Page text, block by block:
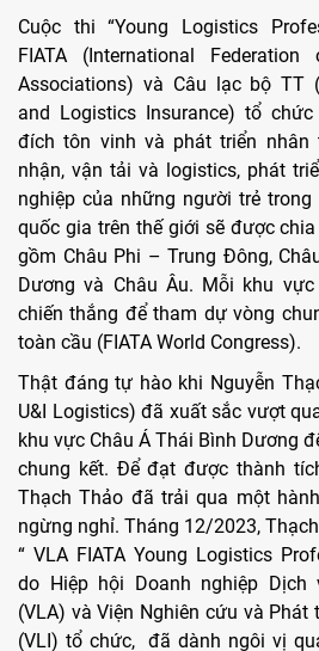
Cuộc thi “Young Logistics
FIATA (International
Associations) và Câu lạc bộ TT
and Logistics Insurance) tổ
đích tôn vinh và phát triển
nhận, vận tải và logistics, phát
nghiệp của những người trẻ
quốc gia trên thế giới sẽ được
gồm Châu Phi – Trung Đông,
Dương và Châu Âu. Mỗi khu
chiến thắng để tham dự vòng
toàn cầu (FIATA World Congress).
Thật đáng tự hào khi Nguyễn
U&I Logistics) đã xuất sắc vượt
khu vực Châu Á Thái Bình Dương
chung kết. Để đạt được thành
Thạch Thảo đã trải qua một
ngừng nghỉ. Tháng 12/2023,
“ VLA FIATA Young Logistics
do Hiệp hội Doanh nghiệp Dịch
(VLA) và Viện Nghiên cứu và Phát
(VLI) tổ chức, đã dành ngôi vị